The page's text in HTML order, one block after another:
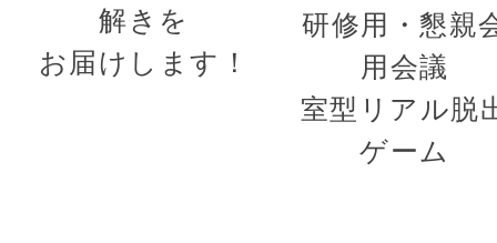
解きを
お届けします！
研修用・懇親
用会議
室型リアル脱
ゲーム